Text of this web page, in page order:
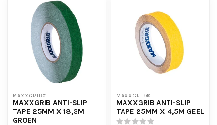
MAXXGRIB®
MAXXGRIB ANTI-SLIP
TAPE 25MM X 18,3M
GROEN
MAXXGRIB®
MAXXGRIB ANTI-SLIP
TAPE 25MM X 4,5M GEEL